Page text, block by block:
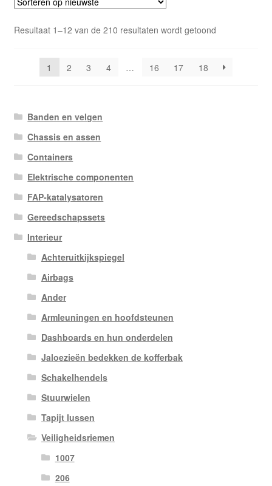
Resultaat 1–12 van de 210 resultaten wordt getoondGesorteerd
1
2 3 4 … 16 17 18
Banden en velgen
Chassis en assen
Containers
Elektrische componenten
FAP-katalysatoren
Gereedschapssets
Interieur
Achteruitkijkspiegel
Airbags
Ander
Armleuningen en hoofdsteunen
Dashboards en hun onderdelen
Jaloezieën bedekken de kofferbak
Schakelhendels
Stuurwielen
Tapijt lussen
Veiligheidsriemen
1007
206